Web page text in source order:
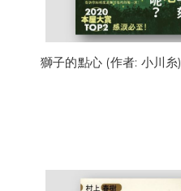
獅子的點心 (作者: 小川糸)